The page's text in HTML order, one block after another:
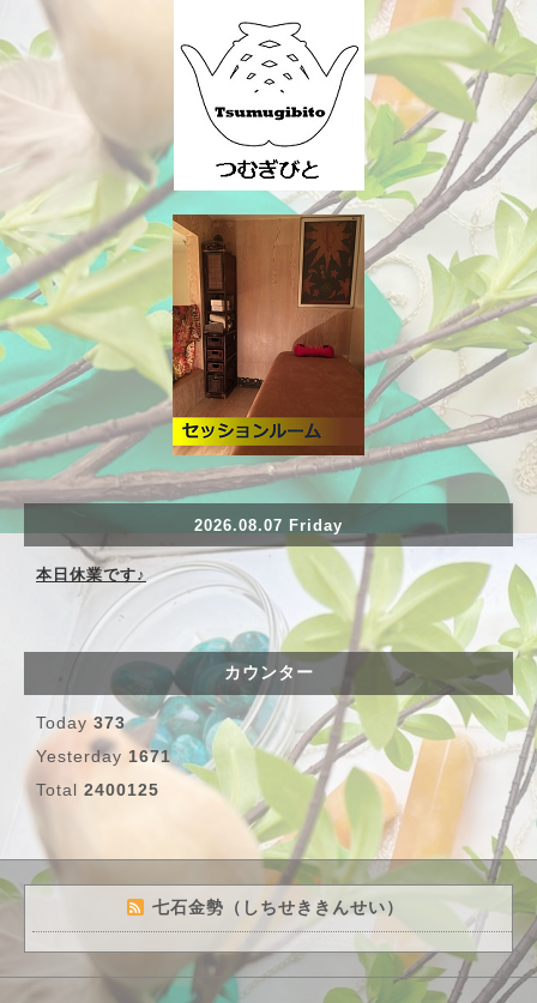
2026.08.07 Friday
本日休業です♪
カウンター
Today 373
Yesterday 1671
Total 2400125
七石金勢（しちせききんせい）